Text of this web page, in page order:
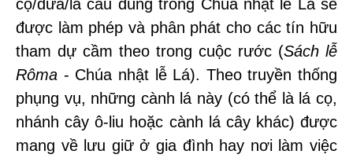
cọ/dừa/lá cau dùng trong Chúa nhật lễ Lá sẽ
được làm phép và phân phát cho các tín hữu
tham dự cầm theo trong cuộc rước (Sách lễ
Rôma - Chúa nhật lễ Lá). Theo truyền thống
phụng vụ, những cành lá này (có thể là lá cọ,
nhánh cây ô-liu hoặc cành lá cây khác) được
mang về lưu giữ ở gia đình hay nơi làm việc